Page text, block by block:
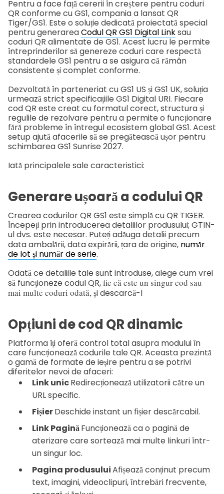
Pentru a face față cererii în creștere pentru coduri
QR conforme cu GS1, compania a lansat QR
Tiger/GS1. Este o soluție dedicată proiectată special
pentru generareaCodul QR GS1 Digital Linksau
coduri QR alimentate de GS1. Acest lucru le permite
întreprinderilor să genereze coduri care respectă
standardele GS1 pentru a se asigura că rămân
consistente și complet conforme.
Dezvoltată în parteneriat cu GS1 US și GS1 UK, soluția
urmează strict specificațiile GS1 Digital URI. Fiecare
cod QR este creat cu formatul corect, structura și
regulile de rezolvare pentru a permite o funcționare
fără probleme în întregul ecosistem global GS1. Acest
setup ajută afacerile să se pregătească ușor pentru
schimbarea GS1 Sunrise 2027.
Iată principalele sale caracteristici:
Generare ușoară a codului QR
Crearea codurilor QR GS1 este simplă cu QR TIGER.
Începeți prin introducerea detaliilor produsului; GTIN-
ul dvs. este necesar. Puteți adăuga detalii precum
data ambalării, data expirării, țara de origine, număr
de lot și număr de serie.
Odată ce detaliile tale sunt introduse, alege cum vrei
să funcționeze codul QR,fie că este un singur cod sau
mai multe coduri odată,și descarcă-l
Opțiuni de cod QR dinamic
Platforma îți oferă control total asupra modului în
care funcționează codurile tale QR. Aceasta prezintă
o gamă de formate de ieșire pentru a se potrivi
diferitelor nevoi de afaceri:
Link unicRedirecționează utilizatorii către un
URL specific.
FișierDeschide instant un fișier descărcabil.
Link PaginăFuncționează ca o pagină de
aterizare care sortează mai multe linkuri într-
un singur loc.
Pagina produsuluiAfișează conținut precum
text, imagini, videoclipuri, întrebări frecvente,